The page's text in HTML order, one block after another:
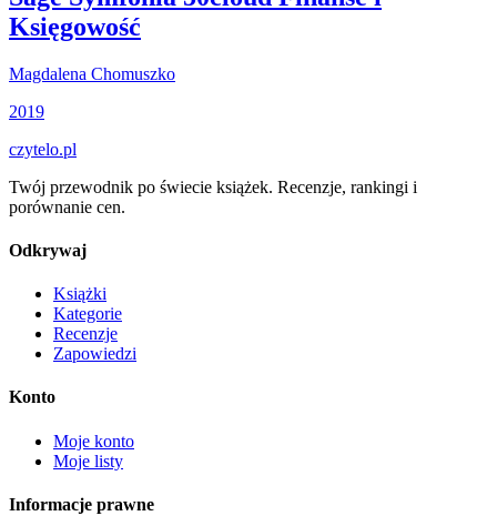
Księgowość
Magdalena Chomuszko
2019
czytelo.pl
Twój przewodnik po świecie książek. Recenzje, rankingi i
porównanie cen.
Odkrywaj
Książki
Kategorie
Recenzje
Zapowiedzi
Konto
Moje konto
Moje listy
Informacje prawne